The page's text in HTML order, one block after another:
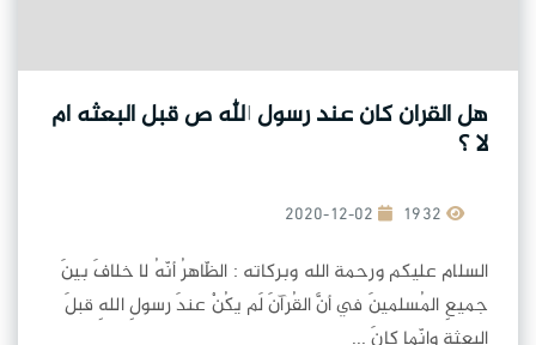
هل القران كان عند رسول الله ص قبل البعثه ام
لا ؟
2020-12-02
السلام عليكم ورحمة الله وبركاته : الظّاهرُ أنّهُ لا خلافَ بينَ
جميعِ المُسلمينَ في أنَّ القُرآنَ لَم يكُنْ عندَ رسولِ اللهِ قبلَ